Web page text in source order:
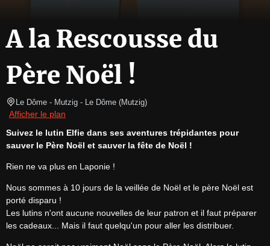
A la Rescousse du
Père Noël !
Le Dôme - Mutzig - Le Dôme (Mutzig)
Afficher le plan
Suivez le lutin Elfie dans ses aventures trépidantes pour
sauver le Père Noël et sauver la fête de Noël !
Rien ne va plus en Laponie !
Nous sommes à 10 jours de la veillée de Noël et le père Noël est
porté disparu !
Les lutins n'ont aucune nouvelles de leur patron et il faut préparer
les cadeaux... Mais il faut quelqu'un pour aller les distribuer.